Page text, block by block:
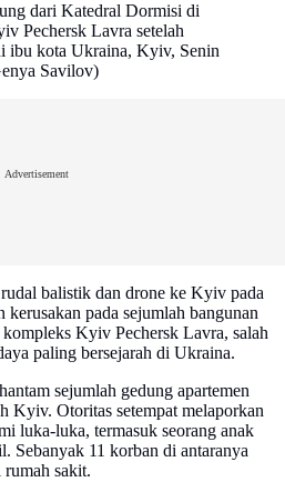
dari Katedral Dormisi di
Pechersk Lavra setelah
ibu kota Ukraina, Kyiv, Senin
Savilov)
Advertisement
balistik dan drone ke Kyiv pada
kerusakan pada sejumlah bangunan
Kyiv Pechersk Lavra, salah
paling bersejarah di Ukraina.
sejumlah gedung apartemen
Kyiv. Otoritas setempat melaporkan
luka-luka, termasuk seorang anak
Sebanyak 11 korban di antaranya
rumah sakit.